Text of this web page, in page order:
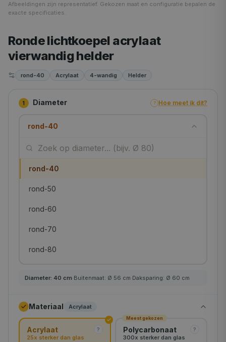
Afbeeldingen zijn representatief. Gekozen maat en configuratie bepalen de
exacte specificaties.
Ronde lichtkoepel acrylaat
vierwandig helder
rond-40 Acrylaat 4-wandig Helder
1 Diameter ? Hoe meet ik dit?
rond-40
rond-40
rond-50
rond-60
rond-70
rond-80
rond-120
rond-130
Diameter: 40 cm·Buitenmaat: Ø 56 cm·Daksparing: Ø 60 cm
Materiaal Acrylaat
Acrylaat ?
25x sterker dan glas
Meest gekozen
Polycarbonaat ?
300x sterker dan glas